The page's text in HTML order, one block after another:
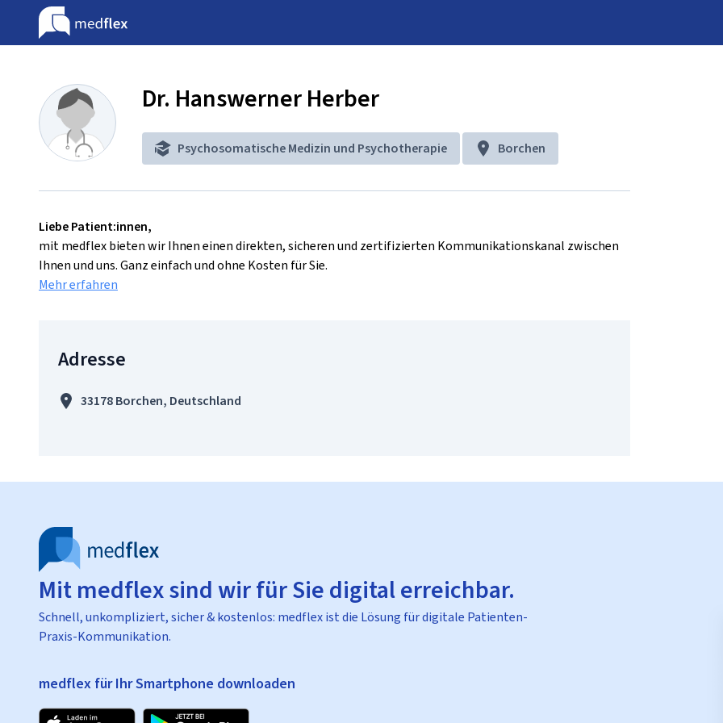
Dr. Hanswerner Herber
Psychosomatische Medizin und Psychotherapie Borchen
Liebe Patient:innen,
mit medflex bieten wir Ihnen einen direkten, sicheren und zertifizierten Kommunikationskanal zwischen
Ihnen und uns. Ganz einfach und ohne Kosten für Sie.
Mehr erfahren
Adresse
33178 Borchen, Deutschland
Mit medflex sind wir für Sie digital erreichbar.
Schnell, unkompliziert, sicher & kostenlos: medflex ist die Lösung für digitale Patienten-
Praxis-Kommunikation.
medflex für Ihr Smartphone downloaden